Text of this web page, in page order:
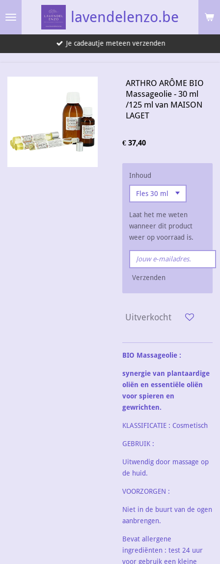
direct
hoofdinhoud
lavendelenzo.be
Je cadeautje meteen verzenden
ARTHRO ARÔME BIO
Massageolie - 30 ml
/125 ml van MAISON
LAGET
€ 37,40
Inhoud
Laat het me weten
wanneer dit product
weer op voorraad is.
Verzenden
Uitverkocht
BIO Massageolie :
synergie van plantaardige
oliën en essentiële oliën
voor spieren en
gewrichten.
KLASSIFICATIE : Cosmetisch
GEBRUIK :
Uitwendig door massage op
de huid.
VOORZORGEN :
Niet in de buurt van de ogen
aanbrengen.
Bevat allergene
ingrediënten : test 24 uur
voor gebruik een kleine